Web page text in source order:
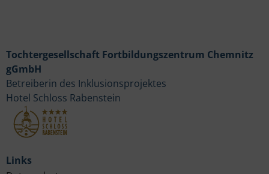
Links
Tochtergesellschaft Fortbildungszentrum Chemnitz
gGmbH
Betreiberin des Inklusionsprojektes
Hotel Schloss Rabenstein